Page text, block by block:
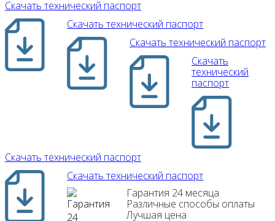
Скачать технический паспорт
Скачать технический паспорт
Скачать технический паспорт
Скачать
технический
паспорт
Скачать технический паспорт
Скачать технический паспорт
Гарантия 24 месяца
Различные способы оплаты
Лучшая цена